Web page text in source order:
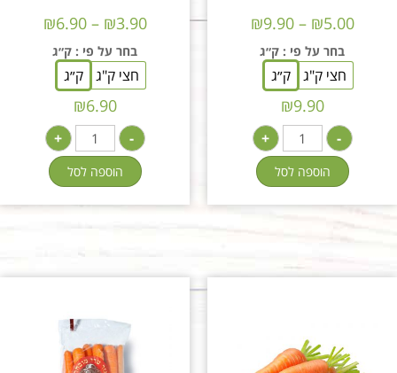
₪5.00
–
₪9.90
בחר על פי : ק״ג
חצי ק"ג ק״ג
₪9.90
-
+
הוספה לסל
₪3.90
–
₪6.90
בחר על פי : ק״ג
חצי ק"ג ק״ג
₪6.90
-
+
הוספה לסל